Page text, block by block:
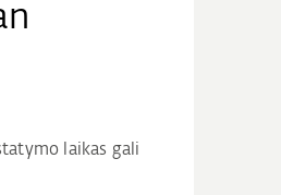
laikas gali